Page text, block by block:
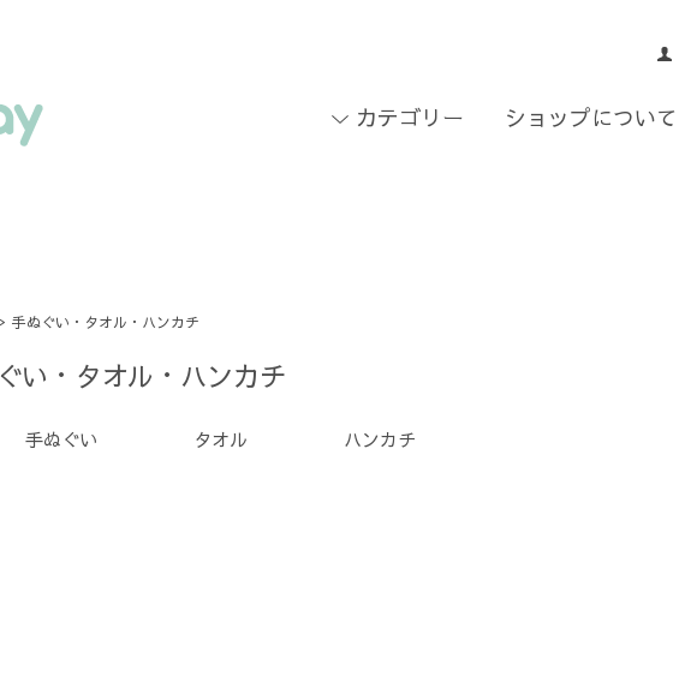
カテゴリー ショップについて
手ぬぐい・タオル・ハンカチ
い・タオル・ハンカチ
手ぬぐい タオル ハンカチ